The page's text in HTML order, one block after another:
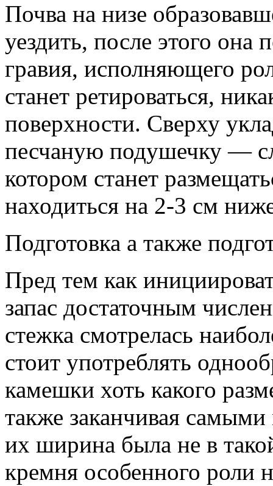
Почва на низе
уездить, после этого
гравия, исполняющего
станет ретироваться,
поверхности. Сверху
песчаную подушечку —
котором станет
находиться на 2-3 см
Подготовка а также
Пред тем как
запас достаточным
стежка смотрелась
стоит употреблять
камешки хоть какого
также заканчивая
их ширина была не в
кремня особенного роли